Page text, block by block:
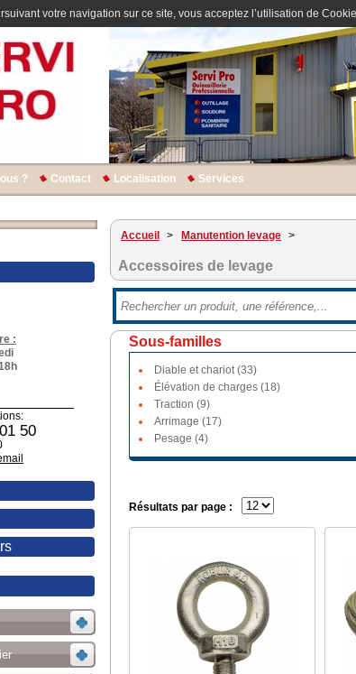
votre navigation sur ce site, vous acceptez l’utilisation de
? Contact Localisation Services
:
50
Accueil > Manutention levage >
Accessoires de levage
Sous-familles
Diable et chariot (33)
Élévation de charges (18)
Traction (9)
Arrimage (17)
Pesage (4)
Résultats par page :